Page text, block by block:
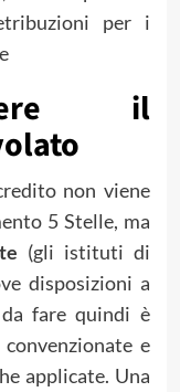
per i
il
non viene
5 Stelle, ma
(gli istituti di
disposizioni a
fare quindi è
e
applicate. Una